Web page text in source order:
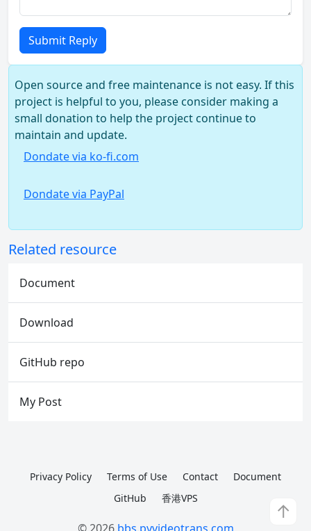
Submit Reply
Open source and free maintenance is not easy. If this
project is helpful to you, please consider making a
small donation to help the project continue to
maintain and update.
Dondate via ko-fi.com
Dondate via PayPal
Related resource
Document
Download
GitHub repo
My Post
↑
Privacy Policy Terms of Use Contact
Document
GitHub
香港VPS